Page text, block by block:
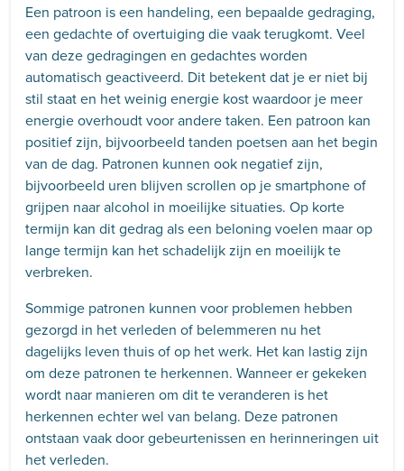
Een patroon is een handeling, een bepaalde gedraging,
een gedachte of overtuiging die vaak terugkomt. Veel
van deze gedragingen en gedachtes worden
automatisch geactiveerd. Dit betekent dat je er niet bij
stil staat en het weinig energie kost waardoor je meer
energie overhoudt voor andere taken. Een patroon kan
positief zijn, bijvoorbeeld tanden poetsen aan het begin
van de dag. Patronen kunnen ook negatief zijn,
bijvoorbeeld uren blijven scrollen op je smartphone of
grijpen naar alcohol in moeilijke situaties. Op korte
termijn kan dit gedrag als een beloning voelen maar op
lange termijn kan het schadelijk zijn en moeilijk te
verbreken.
Sommige patronen kunnen voor problemen hebben
gezorgd in het verleden of belemmeren nu het
dagelijks leven thuis of op het werk. Het kan lastig zijn
om deze patronen te herkennen. Wanneer er gekeken
wordt naar manieren om dit te veranderen is het
herkennen echter wel van belang. Deze patronen
ontstaan vaak door gebeurtenissen en herinneringen uit
het verleden.